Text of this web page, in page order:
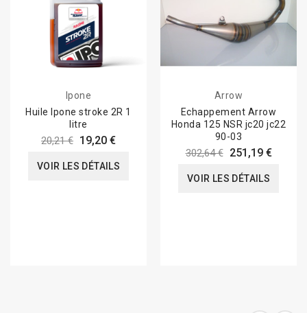
Ipone
Huile Ipone stroke 2R 1
litre
20,21 € 19,20 €
VOIR LES DÉTAILS
Arrow
Echappement Arrow
Honda 125 NSR jc20 jc22
90-03
302,64 € 251,19 €
VOIR LES DÉTAILS